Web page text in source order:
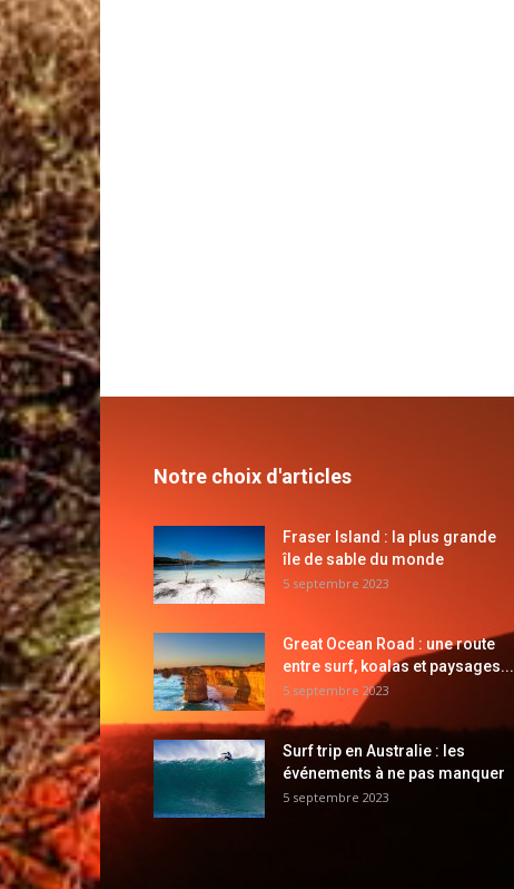
Notre choix d'articles
Fraser Island : la plus grande
île de sable du monde
5 septembre 2023
Great Ocean Road : une route
entre surf, koalas et paysages...
5 septembre 2023
Surf trip en Australie : les
événements à ne pas manquer
5 septembre 2023